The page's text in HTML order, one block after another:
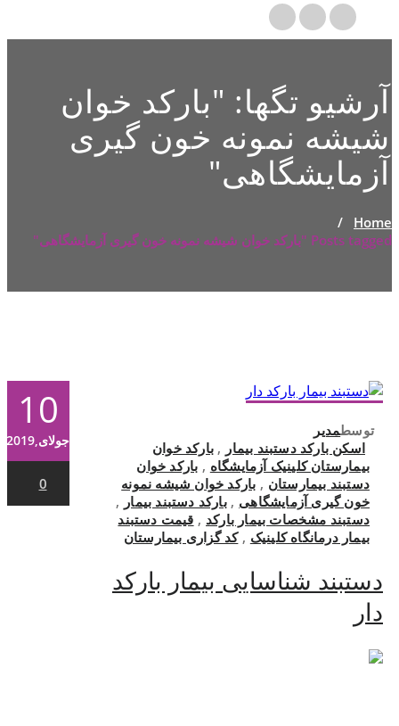
آرشیو تگها: "بارکد خوان
شیشه نمونه خون گیری
آزمایشگاهی"
Home
/
Posts tagged "بارکد خوان شیشه نمونه خون گیری آزمایشگاهی"
10
جولای,2019
0
توسطمدیر
اسکن بارکد دستبند بیمار ,بارکد خوان
بیمارستان کلینیک آزمایشگاه , بارکد خوان
دستبند بیمارستان , بارکد خوان شیشه نمونه
خون گیری آزمایشگاهی ,بارکد دستبند بیمار ,
دستبند مشخصات بیمار بارکد , قیمت دستبند
بیمار درمانگاه کلینیک ,کد گزاری بیمارستان
دستبند شناسایی بیمار بارکد
دار